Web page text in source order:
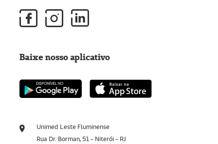
Unimed Leste Fluminense
Rua Dr. Borman, 51 - Niterói - RJ
Baixe nosso aplicativo